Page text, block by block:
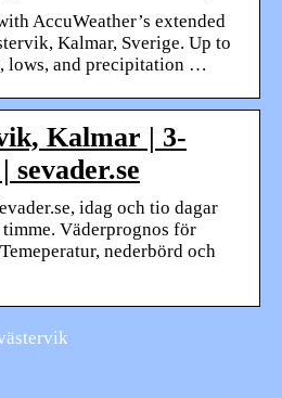
AccuWeather’s extended
Kalmar, Sverige. Up to
lows, and precipitation …
Kalmar | 3-
sevader.se
idag och tio dagar
Väderprognos för
nederbörd och